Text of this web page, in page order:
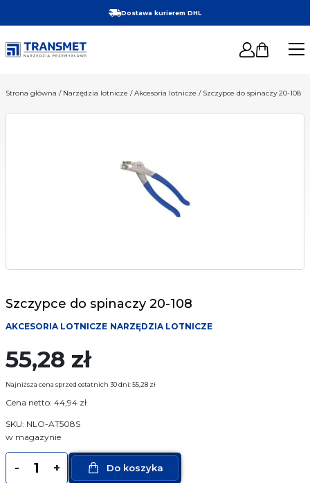
Dostawa kurierem DHL
Wysyłka w 24h produktów dostępnych na magazynie
w
koszyku
Search
produktów
Narzędzia pomiarowe
Narzędzia mocujące
Producenci
Sklep
O Firmie
Strona główna / Narzędzia lotnicze /Akcesoria lotnicze / Szczypce do spinaczy 20-108
Szczypce do spinaczy 20-108
AKCESORIA LOTNICZE NARZĘDZIA LOTNICZE
55,28 zł
Najniższa cena sprzed ostatnich 30 dni:55,28 zł
Cena netto: 44,94 zł
SKU: NLO-AT508S
w magazynie
ilość
Szczypce
- + Do koszyka